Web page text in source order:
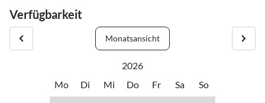
nach dem alten Feuerwehrhaus links abbiegen, das zweite Haus ist
"Gästehaus Planer" (Schlecht 1, 6385 Schwendt)
Verfügbarkeit
Monatsansicht
2026
Mo
Di Mi Do Fr Sa So